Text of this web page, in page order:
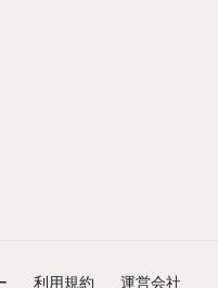
利用規約 運営会社